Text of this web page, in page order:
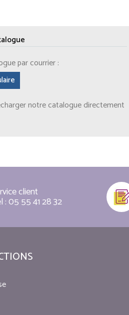
par courrier :
notre catalogue directement
client
: 05 55 41 28 32